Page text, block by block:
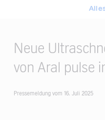
Neue
von Aral pulse
Pressemeldung vom 16. Juli 2025